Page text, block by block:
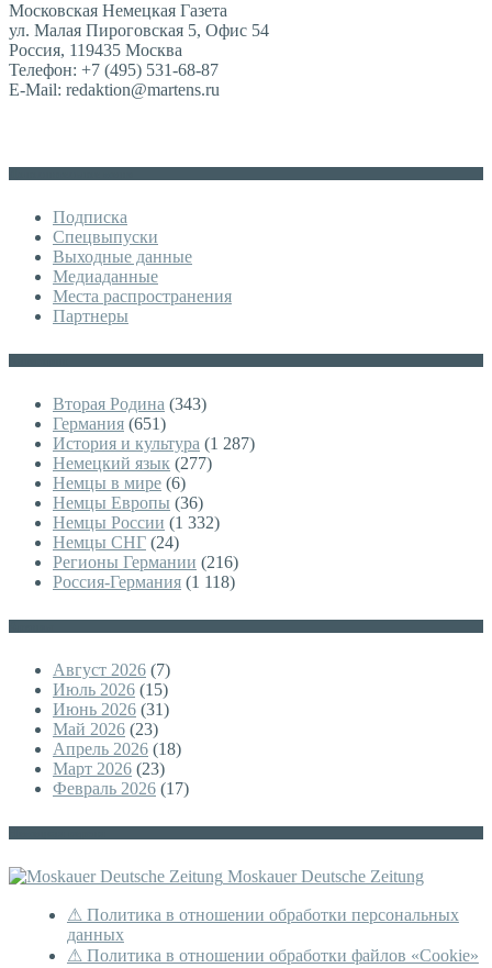
Московская Немецкая Газета
ул. Малая Пироговская 5, Офис 54
Россия, 119435 Москва
Телефон: +7 (495) 531-68-87
E-Mail: redaktion@martens.ru
Подписка
Спецвыпуски
Выходные данные
Медиаданные
Места распространения
Партнеры
Вторая Родина (343)
Германия (651)
История и культура (1 287)
Немецкий язык (277)
Немцы в мире (6)
Немцы Европы (36)
Немцы России (1 332)
Немцы СНГ (24)
Регионы Германии (216)
Россия-Германия (1 118)
Август 2026 (7)
Июль 2026 (15)
Июнь 2026 (31)
Май 2026 (23)
Апрель 2026 (18)
Март 2026 (23)
Февраль 2026 (17)
Moskauer Deutsche Zeitung
⚠ Политика в отношении обработки персональных
данных
⚠ Политика в отношении обработки файлов «Cookie»